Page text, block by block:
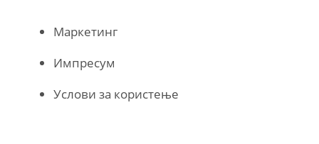
Маркетинг
Импресум
Услови за користење